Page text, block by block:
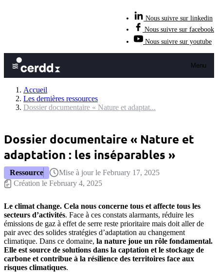
Nous suivre sur linkedin
Nous suivre sur facebook
Nous suivre sur youtube
Menu
Accueil
Les dernières ressources
Dossier documentaire « Nature et adaptat...
Dossier documentaire « Nature et
adaptation : les inséparables »
Ressource
Mise à jour le February 17, 2025
Création le February 4, 2025
Le climat change. Cela nous concerne tous et affecte tous les
secteurs d’activités. Face à ces constats alarmants, réduire les
émissions de gaz à effet de serre reste prioritaire mais doit aller de
pair avec des solides stratégies d’adaptation au changement
climatique. Dans ce domaine, la nature joue un rôle fondamental.
Elle est source de solutions dans la captation et le stockage de
carbone et contribue à la résilience des territoires face aux
risques climatiques.